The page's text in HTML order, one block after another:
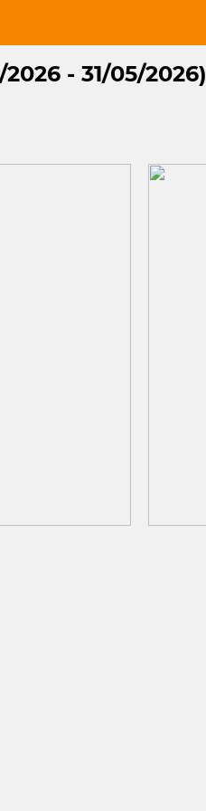
- 31/05/2026)